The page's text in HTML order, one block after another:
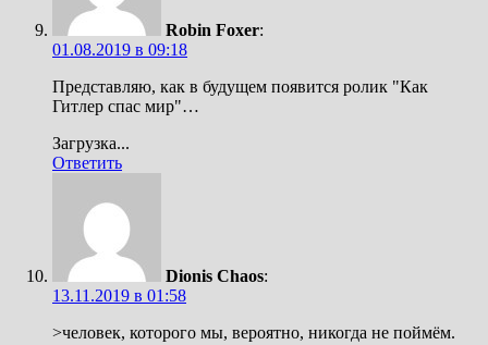
Robin Foxer:
01.08.2019 в 09:18
Представляю, как в будущем появится ролик "Как
Гитлер спас мир"…
Загрузка...
Ответить
Dionis Chaos:
13.11.2019 в 01:58
>человек, которого мы, вероятно, никогда не поймём.